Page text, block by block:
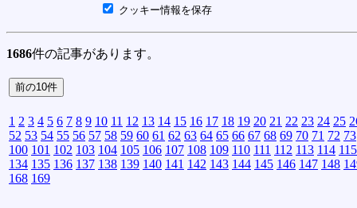
クッキー情報を保存
1686件の記事があります。
1 2 3 4 5 6 7 8 9 10 11 12 13 14 15 16 17 18 19 20 21 22 23 24 25
52 53 54 55 56 57 58 59 60 61 62 63 64 65 66 67 68 69 70 71 72 73
100 101 102 103 104 105 106 107 108 109 110 111 112 113 114 115
134 135 136 137 138 139 140 141 142 143 144 145 146 147 148
168 169